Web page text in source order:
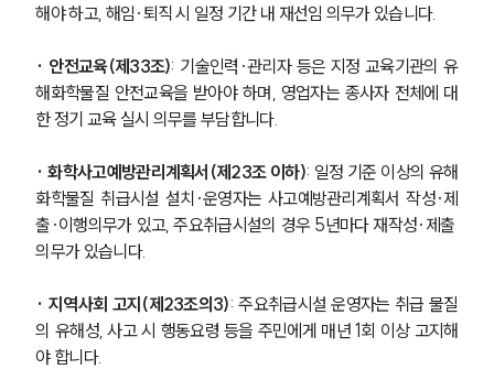
해야 하고, 해임·퇴직 시 일정 기간 내 재선임 의무가 있습니다.
· 안전교육(제33조): 기술인력·관리자 등은 지정 교육기관의 유
해화학물질 안전교육을 받아야 하며, 영업자는 종사자 전체에 대
한 정기 교육 실시 의무를 부담합니다.
· 화학사고예방관리계획서(제23조 이하): 일정 기준 이상의 유해
화학물질 취급시설 설치·운영자는 사고예방관리계획서 작성·제
출·이행의무가 있고, 주요취급시설의 경우 5년마다 재작성·제출
의무가 있습니다.
· 지역사회 고지(제23조의3): 주요취급시설 운영자는 취급 물질
의 유해성, 사고 시 행동요령 등을 주민에게 매년 1회 이상 고지해
야 합니다.